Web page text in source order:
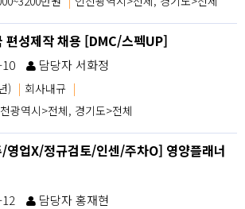
편성제작 채용 [DMC/스펙UP]
담당자 서화정
) | 회사내규 |
광역시>전체, 경기도>전체
업X/정규검토/인센/주차O] 영양플래너
담당자 홍재현